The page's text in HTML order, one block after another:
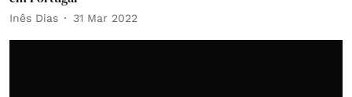
Inês Dias 31 Mar 2022